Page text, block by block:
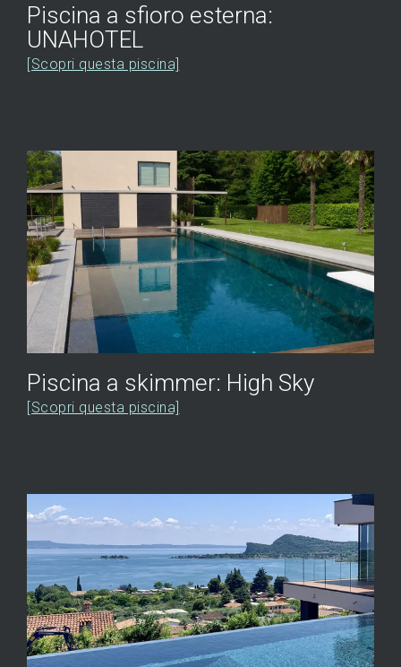
Piscina a sfioro esterna:
UNAHOTEL
[Scopri questa piscina]
Piscina a skimmer: High Sky
[Scopri questa piscina]